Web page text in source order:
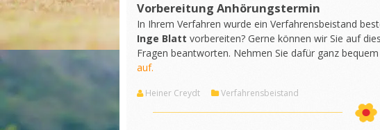
Vorbereitung Anhörungstermin
In Ihrem Verfahren wurde ein Verfahrensbeistand
Inge Blatt vorbereiten? Gerne können wir Sie auf
Fragen beantworten. Nehmen Sie dafür ganz bequem
auf.
Heiner Creydt Verfahrensbeistand